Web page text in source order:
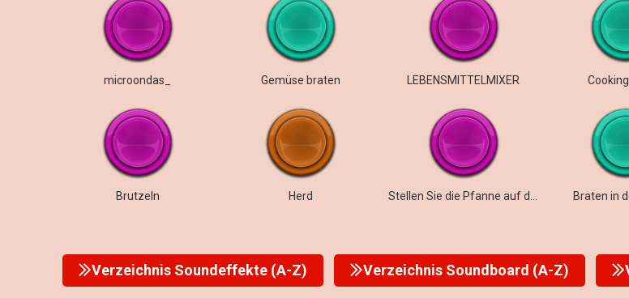
microondas_ Gemüse braten LEBENSMITTELMIXER
Brutzeln Herd Braten in
Verzeichnis Soundeffekte (A-Z) Verzeichnis Soundboard (A-Z)